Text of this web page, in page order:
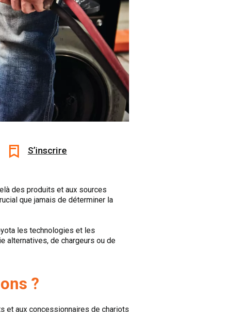
S’inscrire
des produits et aux sources
que jamais de déterminer la
les technologies et les
alternatives, de chargeurs ou de
?
et aux concessionnaires de chariots